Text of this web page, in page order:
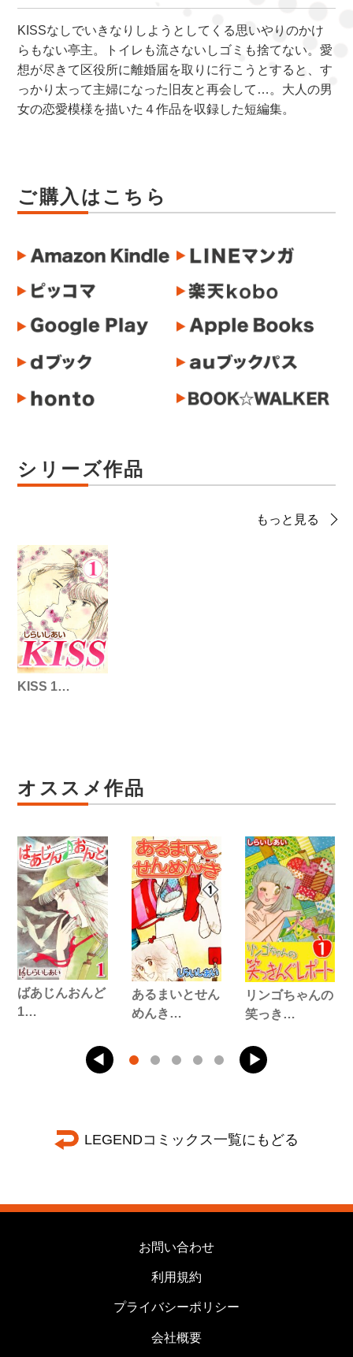
KISSなしでいきなりしようとしてくる思いやりのかけ
らもない亭主。トイレも流さないしゴミも捨てない。愛
想が尽きて区役所に離婚届を取りに行こうとすると、す
っかり太って主婦になった旧友と再会して…。大人の男
女の恋愛模様を描いた４作品を収録した短編集。
ご購入はこちら
シリーズ作品
もっと見る
KISS 1…
オススメ作品
ばあじんおんど
1…
あるまいとせん
めんき…
リンゴちゃんの
笑っき…
LEGENDコミックス一覧にもどる
お問い合わせ
利用規約
プライバシーポリシー
会社概要